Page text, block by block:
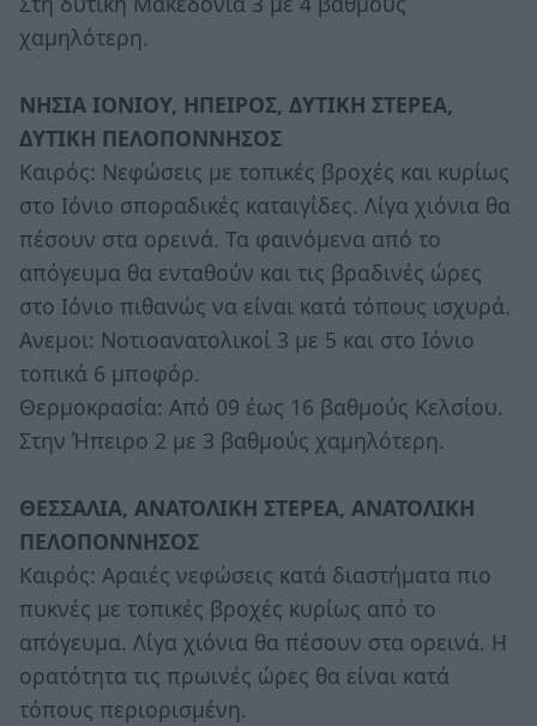
χαμηλότερη.
ΝΗΣΙΑ ΙΟΝΙΟΥ, ΗΠΕΙΡΟΣ, ΔΥΤΙΚΗ ΣΤΕΡΕΑ,
ΔΥΤΙΚΗ ΠΕΛΟΠΟΝΝΗΣΟΣ
Καιρός: Νεφώσεις με τοπικές βροχές και κυρίως
στο Ιόνιο σποραδικές καταιγίδες. Λίγα χιόνια θα
πέσουν στα ορεινά. Τα φαινόμενα από το
απόγευμα θα ενταθούν και τις βραδινές ώρες
στο Ιόνιο πιθανώς να είναι κατά τόπους ισχυρά.
Ανεμοι: Νοτιοανατολικοί 3 με 5 και στο Ιόνιο
τοπικά 6 μποφόρ.
Θερμοκρασία: Από 09 έως 16 βαθμούς Κελσίου.
Στην Ήπειρο 2 με 3 βαθμούς χαμηλότερη.
ΘΕΣΣΑΛΙΑ, ΑΝΑΤΟΛΙΚΗ ΣΤΕΡΕΑ, ΑΝΑΤΟΛΙΚΗ
ΠΕΛΟΠΟΝΝΗΣΟΣ
Καιρός: Αραιές νεφώσεις κατά διαστήματα πιο
πυκνές με τοπικές βροχές κυρίως από το
απόγευμα. Λίγα χιόνια θα πέσουν στα ορεινά. Η
ορατότητα τις πρωινές ώρες θα είναι κατά
τόπους περιορισμένη.